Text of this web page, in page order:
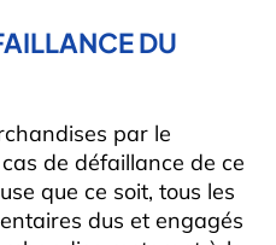
DU
par le
de défaillance de ce
que ce soit, tous les
dus et engagés